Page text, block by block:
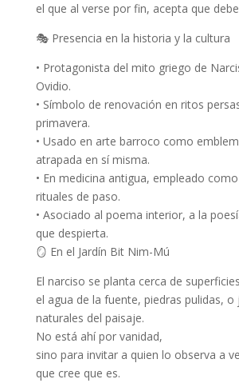
el que al verse por fin, acepta que
🎭Presencia en la historia y la cultura
• Protagonista del mito griego de
Ovidio.
• Símbolo de renovación en ritos
primavera.
• Usado en arte barroco como
atrapada en sí misma.
• En medicina antigua, empleado
rituales de paso.
• Asociado al poema interior, a la
que despierta.
🪞 En el Jardín Bit Nim-Mú
El narciso se planta cerca de
el agua de la fuente, piedras pulidas,
naturales del paisaje.
No está ahí por vanidad,
sino para invitar a quien lo observa a
que cree que es.